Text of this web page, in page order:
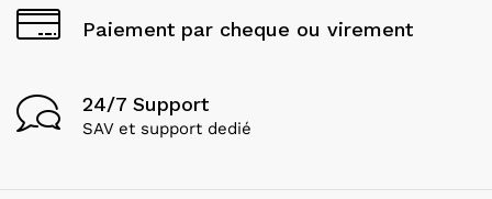
Paiement par cheque ou virement
24/7 Support
SAV et support dedié